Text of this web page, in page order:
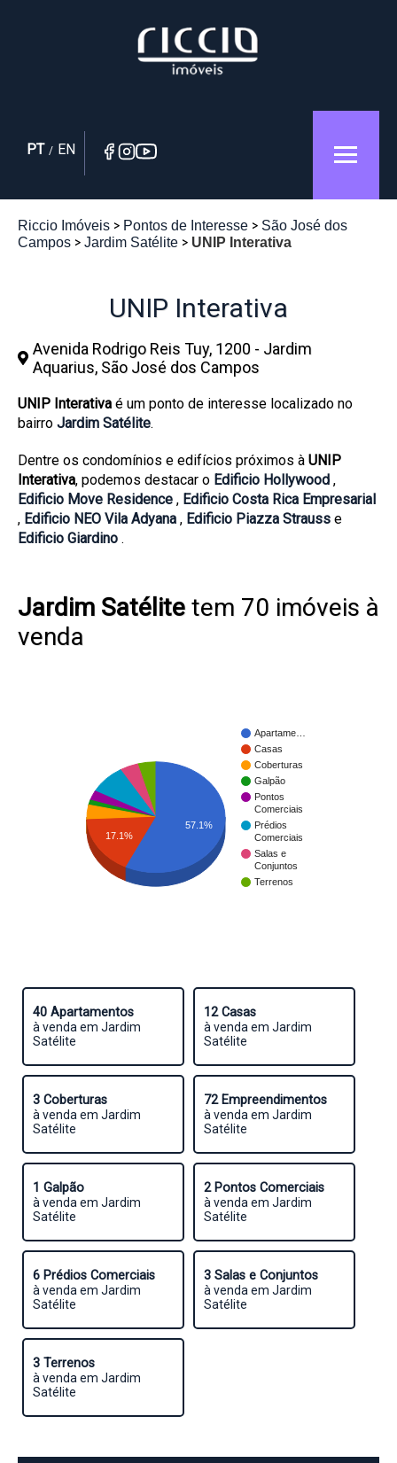
PT / EN
Riccio Imóveis Pontos de Interesse
São José dos
Campos
Jardim Satélite UNIP Interativa
UNIP Interativa
Avenida Rodrigo Reis Tuy, 1200 - Jardim
Aquarius, São José dos Campos
UNIP Interativa é um ponto de interesse localizado no
bairro Jardim Satélite.
Dentre os condomínios e edifícios próximos à UNIP
Interativa, podemos destacar o Edificio Hollywood ,
Edificio Move Residence , Edificio Costa Rica Empresarial
, Edificio NEO Vila Adyana , Edificio Piazza Strauss e
Edificio Giardino .
Jardim Satélite tem 70 imóveis à
venda
Apartame…
Casas
Coberturas
Galpão
Pontos
Comerciais
Prédios
Comerciais
Salas e
Conjuntos
Terrenos
17.1%
57.1%
40 Apartamentos
à venda em Jardim
Satélite
12 Casas
à venda em Jardim
Satélite
3 Coberturas
à venda em Jardim
Satélite
72 Empreendimentos
à venda em Jardim
Satélite
1 Galpão
à venda em Jardim
Satélite
2 Pontos Comerciais
à venda em Jardim
Satélite
6 Prédios Comerciais
à venda em Jardim
Satélite
3 Salas e Conjuntos
à venda em Jardim
Satélite
3 Terrenos
à venda em Jardim
Satélite